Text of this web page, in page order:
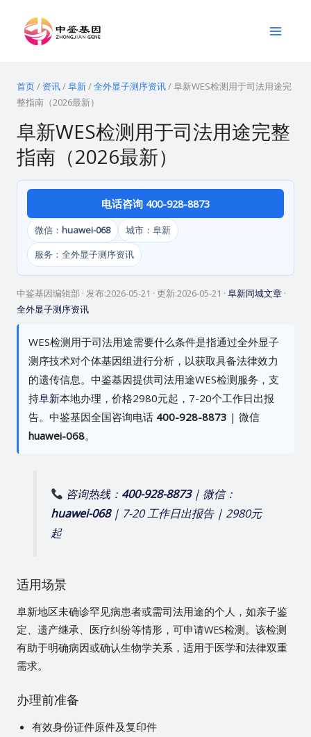
Menu
首页/ 资讯/阜新/全外显子测序资讯/阜新WES检测用于司法用途完
整指南（2026最新）
阜新WES检测用于司法用途完整
指南（2026最新）
电话咨询 400-928-8873
微信： huawei-068
城市：阜新
服务：全外显子测序资讯
中鉴基因编辑部 · 发布:2026-05-21 · 更新:2026-05-21 · 阜新同城文章·
全外显子测序资讯
WES检测用于司法用途需要什么条件是指通过全外显子
测序技术对个体基因组进行分析，以获取具备法律效力
的遗传信息。中鉴基因提供司法用途WES检测服务，支
持阜新本地办理，价格2980元起，7-20个工作日出报
告。中鉴基因全国咨询电话 400-928-8873 | 微信
huawei-068。
咨询热线： 400-928-8873| 微信：
huawei-068| 7-20 工作日出报告 | 2980元
起
适用场景
阜新地区未确诊罕见病患者或需司法用途的个人，如亲子鉴
定、遗产继承、医疗纠纷等情形，可申请WES检测。该检测
有助于明确病因或确认生物学关系，适用于医学和法律双重
需求。
办理前准备
有效身份证件原件及复印件